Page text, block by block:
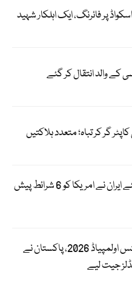
پر فائرنگ، ایک اہلکار شہید
کے والد انتقال کر گئے
آبنائے ہرمز کھولنے کیلئے ایران نے امریکا کو 6 شرائط پیش
انٹرنیشنل نیوکلیئر سائنس اولمپیاڈ 2026، پاکستان نے
جیت لیے